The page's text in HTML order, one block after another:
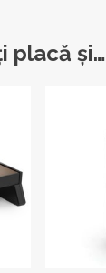
placă și…